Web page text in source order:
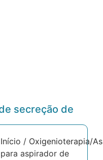
secreção de
Início / Oxigenioterapia/
para aspirador de